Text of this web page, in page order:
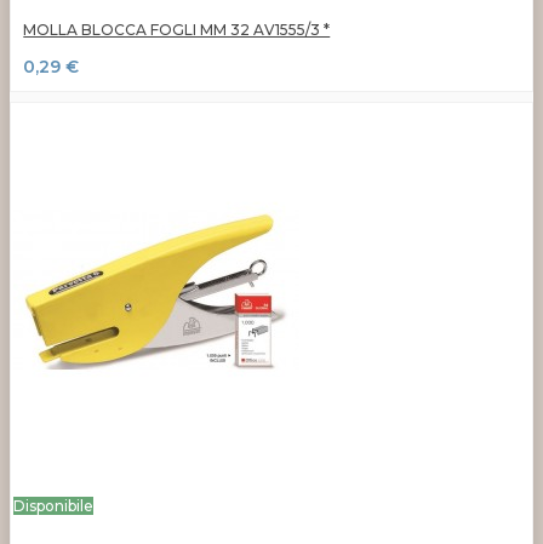
MOLLA BLOCCA FOGLI MM 32 AV1555/3 *
0,29 €
Disponibile